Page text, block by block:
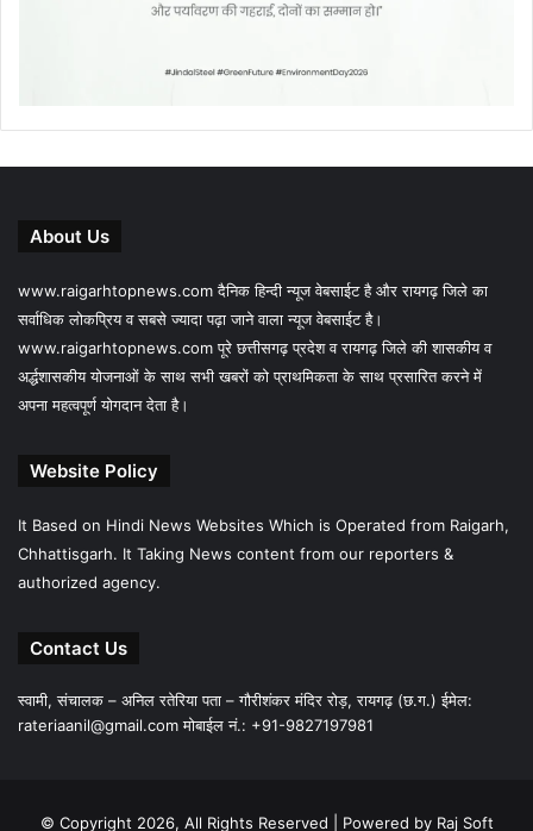
About Us
www.raigarhtopnews.com दैनिक हिन्दी न्यूज वेबसाईट है और रायगढ़ जिले का
सर्वाधिक लोकप्रिय व सबसे ज्यादा पढ़ा जाने वाला न्यूज वेबसाईट है।
www.raigarhtopnews.com पूरे छत्तीसगढ़ प्रदेश व रायगढ़ जिले की शासकीय व
अर्द्धशासकीय योजनाओं के साथ सभी खबरों को प्राथमिकता के साथ प्रसारित करने में
अपना महत्वपूर्ण योगदान देता है।
Website Policy
It Based on Hindi News Websites Which is Operated from Raigarh,
Chhattisgarh. It Taking News content from our reporters &
authorized agency.
Contact Us
स्वामी, संचालक – अनिल रतेरिया पता – गौरीशंकर मंदिर रोड़, रायगढ़ (छ.ग.) ईमेल:
rateriaanil@gmail.comमोबाईल नं.: +91-9827197981
© Copyright 2026, All Rights Reserved | Powered by Raj Soft